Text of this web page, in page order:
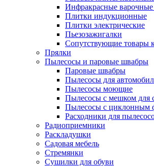
Инфракрасные
Плитки индукционные
Плитки электрические
Пьезозажигалки
Сопутствующие товары
Прялки
Пылесосы и паровые швабры
Паровые швабры
Пылесосы для
Пылесосы моющие
Пылесосы с мешком для
Пылесосы с циклонным
Расходники для
Радиоприемники
Раскладушки
Садовая мебель
Стремянки
Сушилки для обуви